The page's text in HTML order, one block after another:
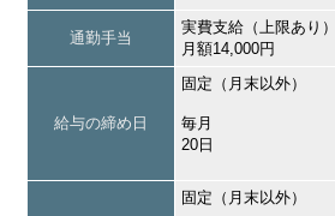
通勤手当
実費支給（上限あり）
月額14,000円
給与の締め日
固定（月末以外）
毎月
20日
固定（月末以外）